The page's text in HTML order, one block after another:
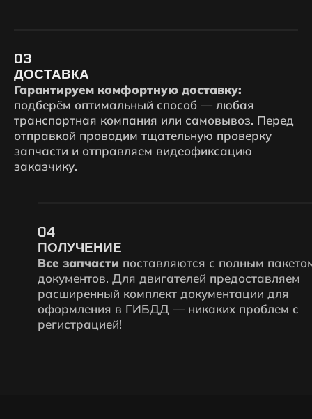
03
ДОСТАВКА
Гарантируем комфортную доставку:
подберём оптимальный способ — любая
транспортная компания или самовывоз. Перед
отправкой проводим тщательную проверку
запчасти и отправляем видеофиксацию
заказчику.
ПОЛУЧЕНИЕ
Все запчастипоставляются с полным пакетом
документов. Для двигателей предоставляем
расширенный комплект документации для
оформления в ГИБДД — никаких проблем с
регистрацией!